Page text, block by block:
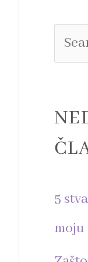
a
r
h
f
o
5